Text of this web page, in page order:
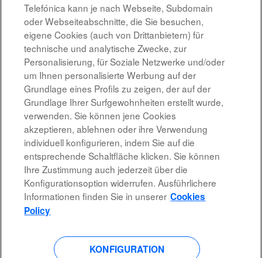
08.08.2026
Jefatura de Derivados Financieros
MADRID, ES
08.08.2026
Ergebnisse1 – 10
Rechtshinweis
Barrierefreiheit
W W
Telefónica kann je nach Webseite, Subdomain
oder Webseiteabschnitte, die Sie besuchen,
eigene Cookies (auch von Drittanbietern) für
technische und analytische Zwecke, zur
Personalisierung, für Soziale Netzwerke und/oder
um Ihnen personalisierte Werbung auf der
Grundlage eines Profils zu zeigen, der auf der
Grundlage Ihrer Surfgewohnheiten erstellt wurde,
verwenden. Sie können jene Cookies
akzeptieren, ablehnen oder ihre Verwendung
individuell konfigurieren, indem Sie auf die
entsprechende Schaltfläche klicken. Sie können
Ihre Zustimmung auch jederzeit über die
Konfigurationsoption widerrufen. Ausführlichere
Informationen finden Sie in unserer Cookies
Policy
KONFIGURATION